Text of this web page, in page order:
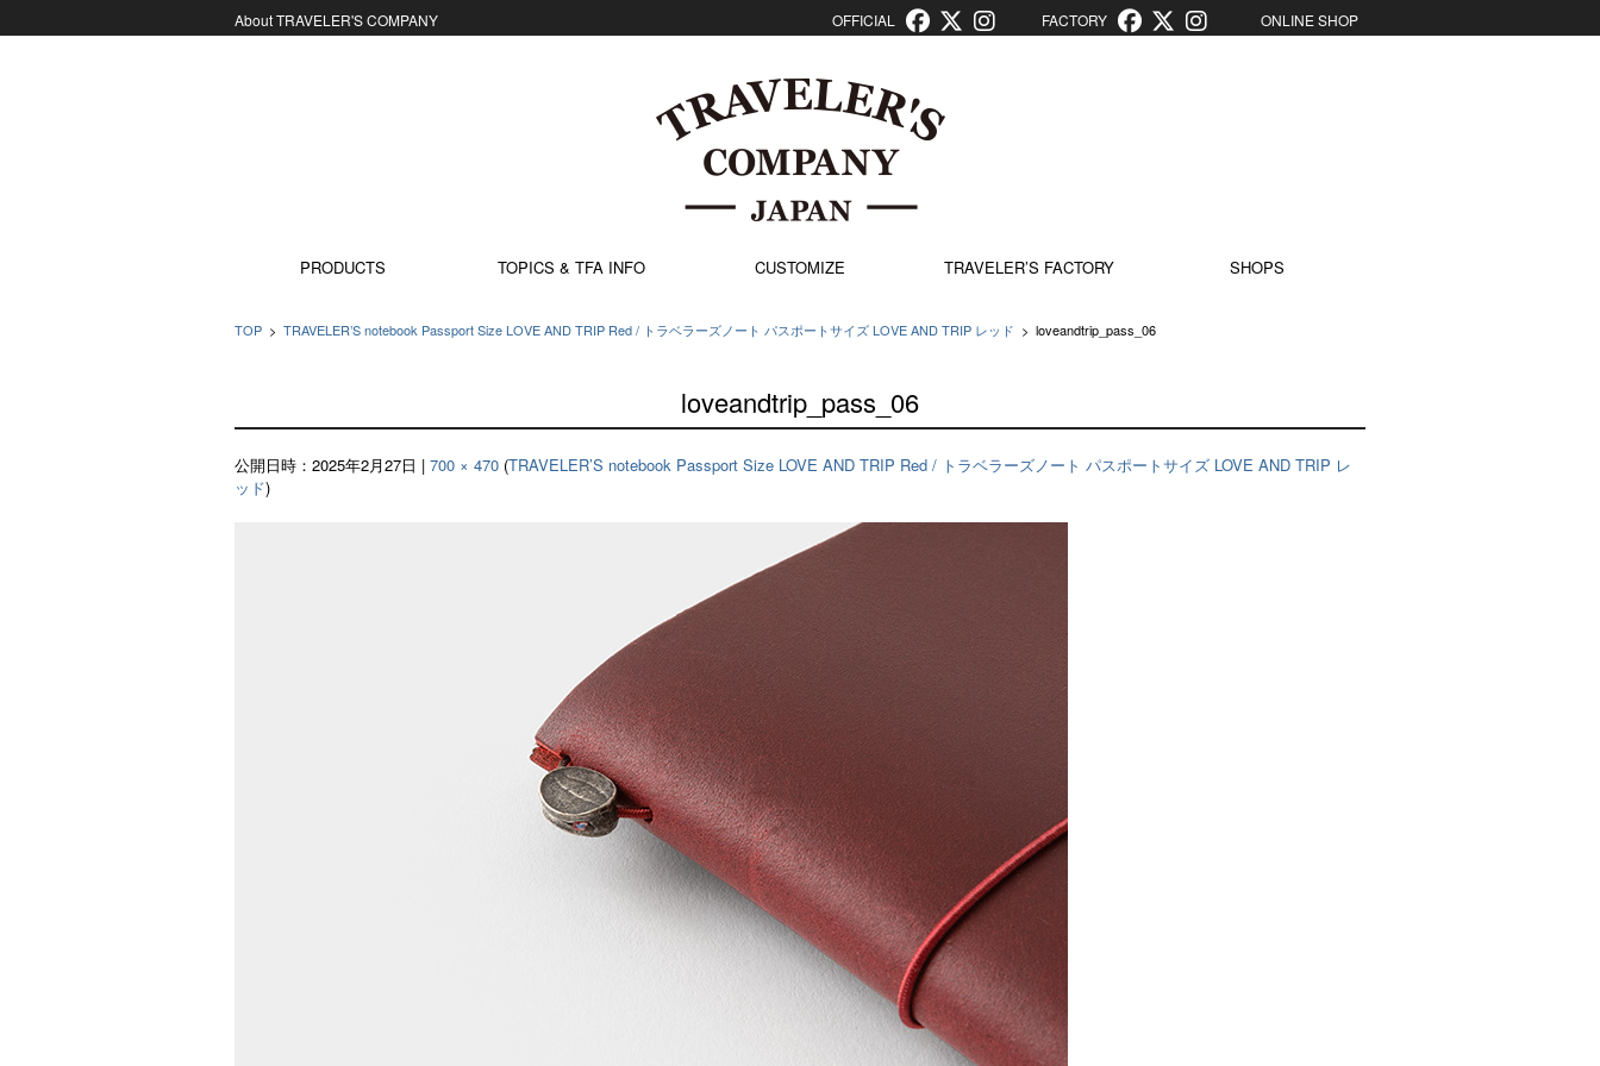
About TRAVELER'S COMPANY OFFICIAL FACTORY ONLINE SHOP
PRODUCTS
TOPICS & TFA INFO CUSTOMIZE TRAVELER’S FACTORY SHOPS
TOP > TRAVELER’S notebook Passport Size LOVE AND TRIP Red / トラベラーズノート パスポートサイズ LOVE AND TRIP レッド > loveandtrip_pass_06
loveandtrip_pass_06
公開日時： 2025年2月27日 | 700 × 470 (TRAVELER’S notebook Passport Size LOVE AND TRIP Red / トラベラーズノート パスポートサイズ LOVE AND TRIP レ
ッド)